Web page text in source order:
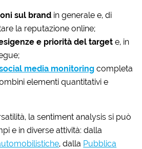
sul brand in generale e, di
la reputazione online;
e priorità del targete, in
media monitoring completa
elementi quantitativi e
la sentiment analysis si può
e in diverse attività: dalla
, dalla Pubblica